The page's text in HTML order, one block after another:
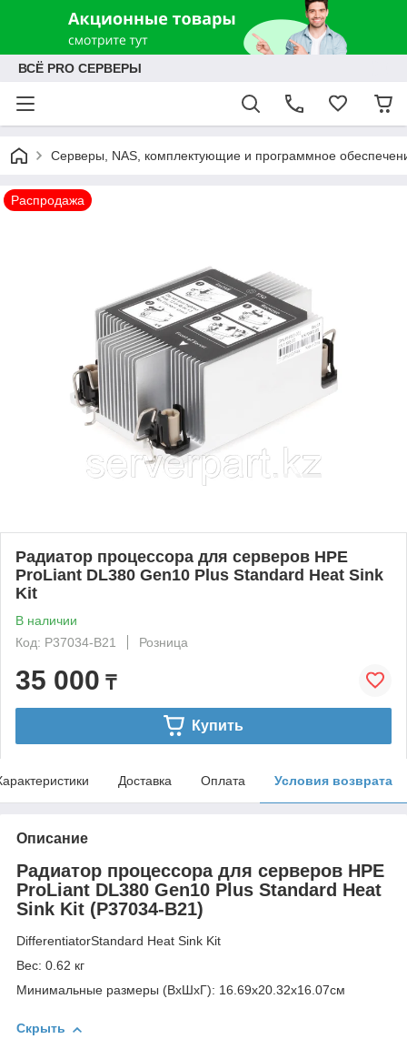
ВСЁ PRO СЕРВЕРЫ
Серверы, NAS, комплектующие и программное
Распродажа
Радиатор процессора для серверов HPE
ProLiant DL380 Gen10 Plus Standard Heat Sink
Kit
В наличии
Код: P37034-B21
Розница
35 000 ₸
Купить
Доставка Оплата Условия возврата
Описание
Радиатор процессора для серверов HPE
ProLiant DL380 Gen10 Plus Standard Heat
Sink Kit (P37034-B21)
DifferentiatorStandard Heat Sink Kit
Вес: 0.62 кг
Минимальные размеры (ВxШxГ): 16.69x20.32x16.07см
Скрыть